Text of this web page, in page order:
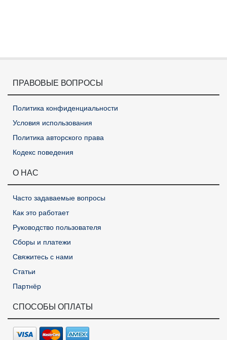
ПРАВОВЫЕ ВОПРОСЫ
Политика конфиденциальности
Условия использования
Политика авторского права
Кодекс поведения
О НАС
Часто задаваемые вопросы
Как это работает
Руководство пользователя
Сборы и платежи
Свяжитесь с нами
Статьи
Партнёр
СПОСОБЫ ОПЛАТЫ